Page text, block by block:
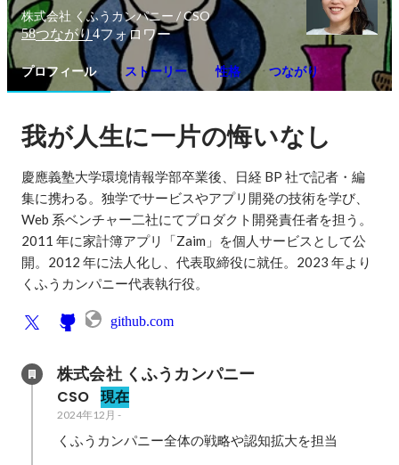
株式会社 くふうカンパニー / CSO
58つながり 4フォロワー
プロフィール ストーリー 性格 つながり
我が人生に一片の悔いなし
慶應義塾大学環境情報学部卒業後、日経 BP 社で記者・編
集に携わる。独学でサービスやアプリ開発の技術を学び、
Web 系ベンチャー二社にてプロダクト開発責任者を担う。
2011 年に家計簿アプリ「Zaim」を個人サービスとして公
開。2012 年に法人化し、代表取締役に就任。2023 年より
くふうカンパニー代表執行役。
github.com
株式会社 くふうカンパニー
CSO 現在
2024年12月 -
くふうカンパニー全体の戦略や認知拡大を担当